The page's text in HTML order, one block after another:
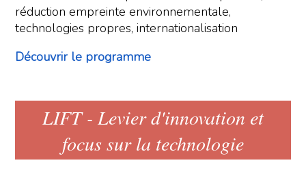
réduction empreinte environnementale,
technologies propres, internationalisation
Découvrir le programme
LIFT - Levier d'innovation et
focus sur la technologie